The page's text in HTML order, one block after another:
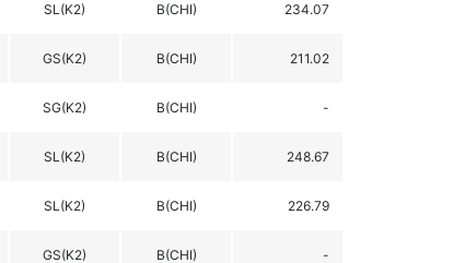
SL(K2) B(CHI) 234.07
GS(K2) B(CHI) 211.02
SG(K2) B(CHI) -
SL(K2) B(CHI) 248.67
SL(K2) B(CHI) 226.79
GS(K2) B(CHI) -